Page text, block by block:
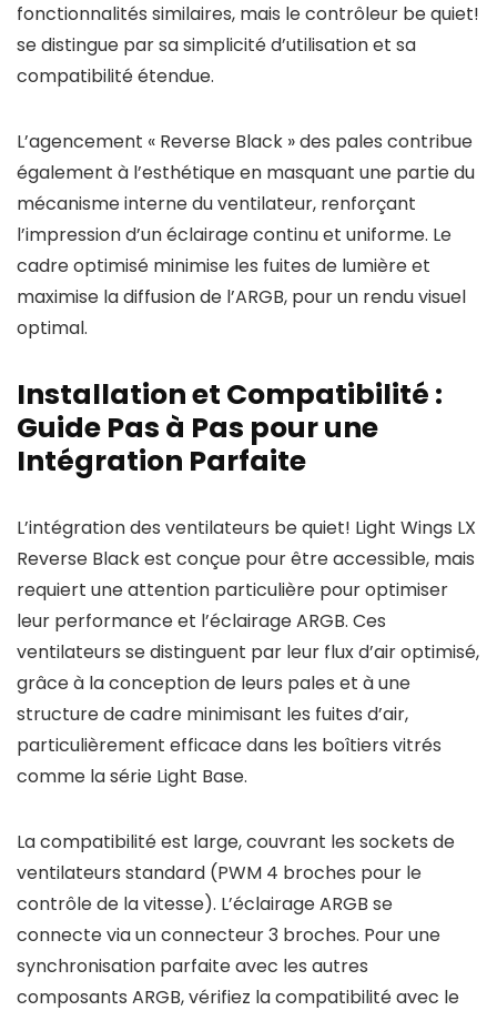
fonctionnalités similaires, mais le contrôleur be quiet!
se distingue par sa simplicité d’utilisation et sa
compatibilité étendue.
L’agencement « Reverse Black » des pales contribue
également à l’esthétique en masquant une partie du
mécanisme interne du ventilateur, renforçant
l’impression d’un éclairage continu et uniforme. Le
cadre optimisé minimise les fuites de lumière et
maximise la diffusion de l’ARGB, pour un rendu visuel
optimal.
Installation et Compatibilité :
Guide Pas à Pas pour une
Intégration Parfaite
L’intégration des ventilateurs be quiet! Light Wings LX
Reverse Black est conçue pour être accessible, mais
requiert une attention particulière pour optimiser
leur performance et l’éclairage ARGB. Ces
ventilateurs se distinguent par leur flux d’air optimisé,
grâce à la conception de leurs pales et à une
structure de cadre minimisant les fuites d’air,
particulièrement efficace dans les boîtiers vitrés
comme la série Light Base.
La compatibilité est large, couvrant les sockets de
ventilateurs standard (PWM 4 broches pour le
contrôle de la vitesse). L’éclairage ARGB se
connecte via un connecteur 3 broches. Pour une
synchronisation parfaite avec les autres
composants ARGB, vérifiez la compatibilité avec le